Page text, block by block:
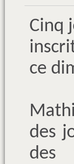
Cinq
ce
des
des